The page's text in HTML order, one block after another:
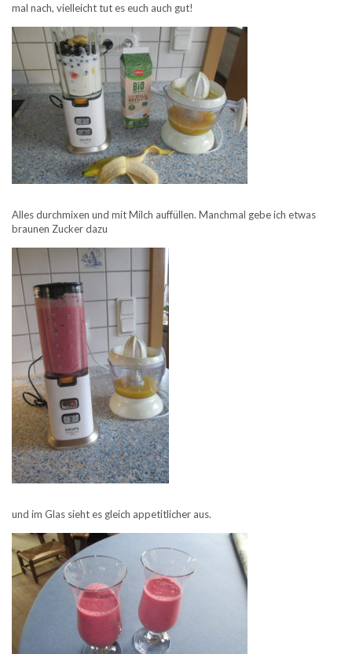
mal nach, vielleicht tut es euch auch gut!
Alles durchmixen und mit Milch auffüllen. Manchmal gebe ich etwas
braunen Zucker dazu
und im Glas sieht es gleich appetitlicher aus.